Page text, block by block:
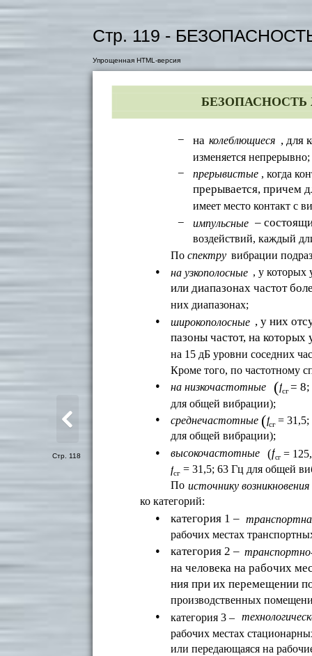
Стр. 119 -
Упрощенная HTML-версия
− на колеблющиеся , для
изменяется непрерывно;
− прерывистые , когда
прерывается, причем
имеет место контакт с
− импульсные –
воздействий, каждый
По спектру вибрации
• на узкополосные , у которых
или диапазонах частот
них диапазонах;
• широкополосные , у них
пазоны частот, на
на 15 дБ уровни соседних
Кроме того, по частотному
• на низкочастотные (fcг= 8;
для общей вибрации);
• среднечастотные (fcг =
для общей вибрации);
• высокочастотные (fcг =
fcг = 31,5; 63 Гц для общей
По источнику возникновения
ко категорий:
• категория 1 –
рабочих местах
• категория 2 –
на человека на рабочих
ния при их перемещении
производственных
• категория 3 –
рабочих местах
или передающаяся на
Стр. 118